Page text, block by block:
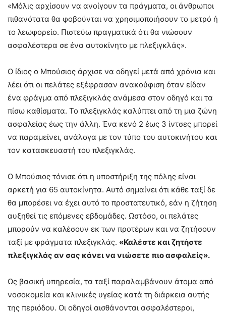
«Μόλις αρχίσουν να ανοίγουν τα πράγματα, οι άνθρωποι
πιθανότατα θα φοβούνται να χρησιμοποιήσουν το μετρό ή
το λεωφορείο. Πιστεύω πραγματικά ότι θα νιώσουν
ασφαλέστερα σε ένα αυτοκίνητο με πλεξιγκλάς».
Ο ίδιος ο Μπούσιος άρχισε να οδηγεί μετά από χρόνια και
λέει ότι οι πελάτες εξέφρασαν ανακούφιση όταν είδαν
ένα φράγμα από πλεξιγκλάς ανάμεσα στον οδηγό και τα
πίσω καθίσματα. Το πλεξιγκλάς καλύπτει από τη μια ζώνη
ασφαλείας έως την άλλη. Ένα κενό 2 έως 3 ίντσες μπορεί
να παραμείνει, ανάλογα με τον τύπο του αυτοκινήτου και
τον κατασκευαστή του πλεξιγκλάς.
Ο Μπούσιος τόνισε ότι η υποστήριξη της πόλης είναι
αρκετή για 65 αυτοκίνητα. Αυτό σημαίνει ότι κάθε ταξί δε
θα μπορέσει να έχει αυτό το προστατευτικό, εάν η ζήτηση
αυξηθεί τις επόμενες εβδομάδες. Ωστόσο, οι πελάτες
μπορούν να καλέσουν εκ των προτέρων και να ζητήσουν
ταξί με φράγματα πλεξιγκλάς. «Καλέστε και ζητήστε
πλεξιγκλάς αν σας κάνει να νιώσετε πιο ασφαλείς».
Ως βασική υπηρεσία, τα ταξί παραλαμβάνουν άτομα από
νοσοκομεία και κλινικές υγείας κατά τη διάρκεια αυτής
της περιόδου. Οι οδηγοί αισθάνονται ασφαλέστεροι,